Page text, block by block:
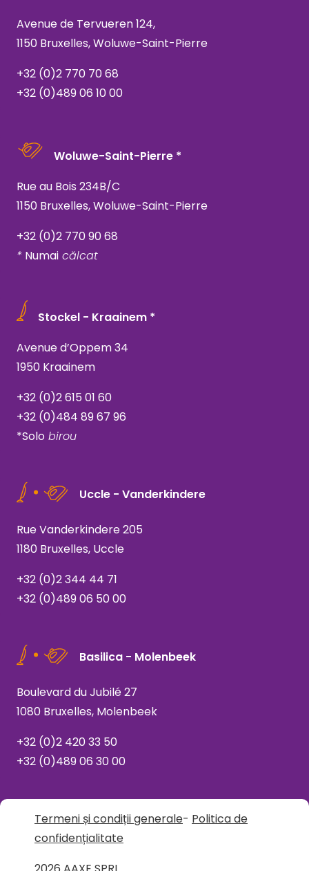
Avenue de Tervueren 124,
1150 Bruxelles, Woluwe-Saint-Pierre
+32 (0)2 770 70 68
+32 (0)489 06 10 00
Woluwe-Saint-Pierre *
Rue au Bois 234B/C
1150 Bruxelles, Woluwe-Saint-Pierre
+32 (0)2 770 90 68
* Numai călcat
Stockel - Kraainem *
Avenue d’Oppem 34
1950 Kraainem
+32 (0)2 615 01 60
+32 (0)484 89 67 96
*Solo birou
Uccle - Vanderkindere
Rue Vanderkindere 205
1180 Bruxelles, Uccle
+32 (0)2 344 44 71
+32 (0)489 06 50 00
Basilica - Molenbeek
Boulevard du Jubilé 27
1080 Bruxelles, Molenbeek
+32 (0)2 420 33 50
+32 (0)489 06 30 00
Termeni și condiții generale- Politica de
confidențialitate